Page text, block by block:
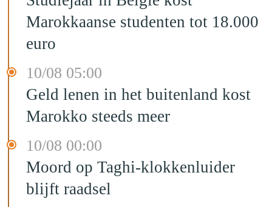
Marokkaanse studenten tot 18.000
euro
10/08 05:00
Geld lenen in het buitenland kost
Marokko steeds meer
10/08 00:00
Moord op Taghi-klokkenluider
blijft raadsel